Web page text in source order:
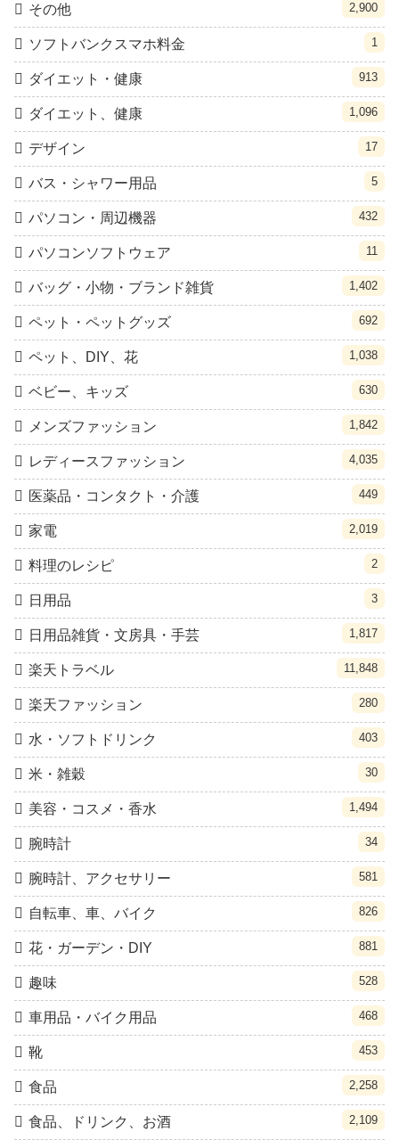
その他 2,900
ソフトバンクスマホ料金 1
ダイエット・健康 913
ダイエット、健康 1,096
デザイン 17
バス・シャワー用品 5
パソコン・周辺機器 432
パソコンソフトウェア 11
バッグ・小物・ブランド雑貨 1,402
ペット・ペットグッズ 692
ペット、DIY、花 1,038
ベビー、キッズ 630
メンズファッション 1,842
レディースファッション 4,035
医薬品・コンタクト・介護 449
家電 2,019
料理のレシピ 2
日用品 3
日用品雑貨・文房具・手芸 1,817
楽天トラベル 11,848
楽天ファッション 280
水・ソフトドリンク 403
米・雑穀 30
美容・コスメ・香水 1,494
腕時計 34
腕時計、アクセサリー 581
自転車、車、バイク 826
花・ガーデン・DIY 881
趣味 528
車用品・バイク用品 468
靴 453
食品 2,258
食品、ドリンク、お酒 2,109